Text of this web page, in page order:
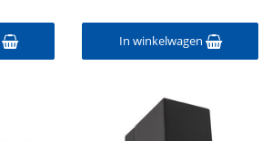
In winkelwagen